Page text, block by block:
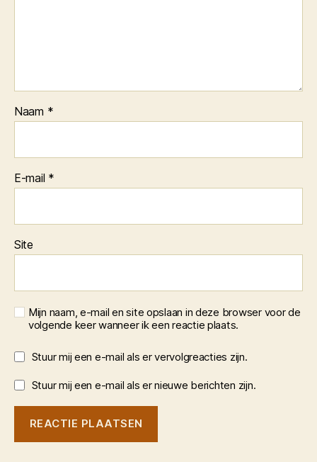
Naam *
E-mail *
Site
Mijn naam, e-mail en site opslaan in deze browser voor de
volgende keer wanneer ik een reactie plaats.
Stuur mij een e-mail als er vervolgreacties zijn.
Stuur mij een e-mail als er nieuwe berichten zijn.